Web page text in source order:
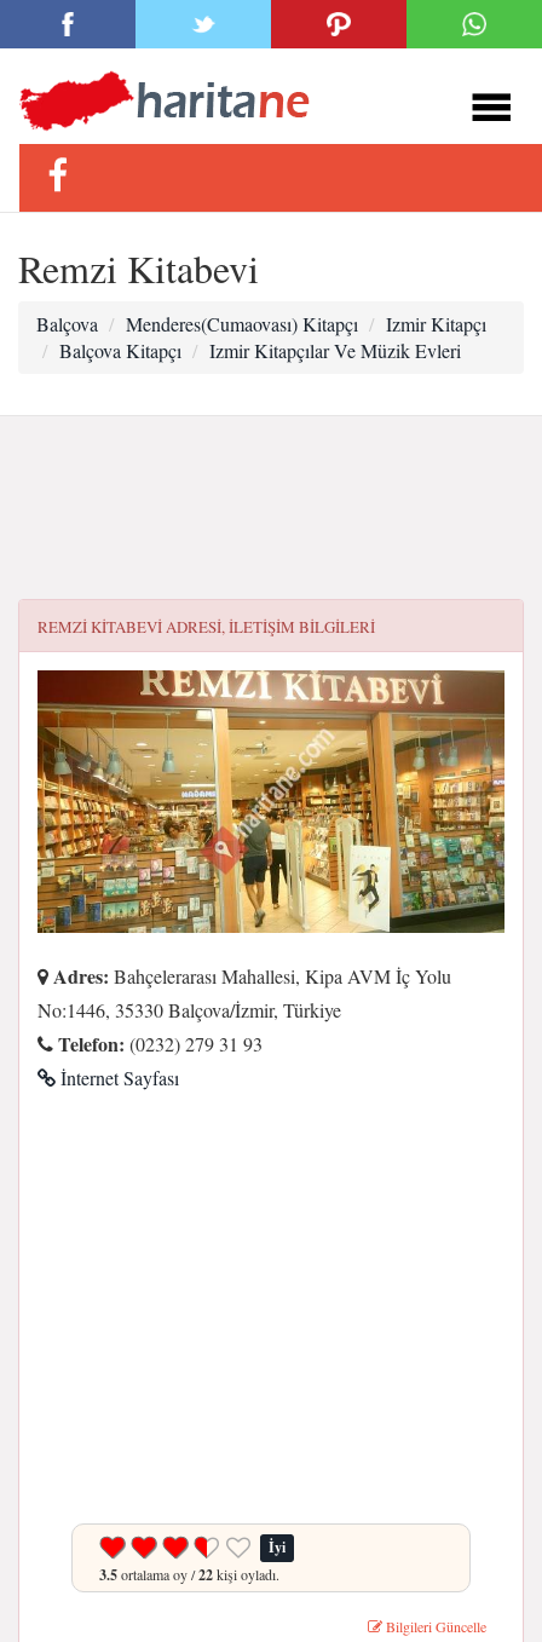
Remzi Kitabevi
Balçova Menderes(Cumaovası) Kitapçı
Izmir Kitapçı
Balçova Kitapçı
Izmir Kitapçılar Ve Müzik Evleri
REMZI KITABEVIADRESI, ILETIŞIM BILGILERI
Adres: Bahçelerarası Mahallesi, Kipa AVM İç Yolu
No:1446, 35330 Balçova/İzmir, Türkiye
Telefon: (0232) 279 31 93
İnternet Sayfası
İyi
3.5ortalama oy /22kişi oyladı.
Bilgileri Güncelle